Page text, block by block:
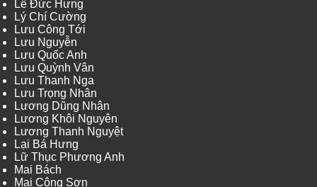
Lê Đức Hưng
Lý Chí Cường
Lưu Công Tới
Lưu Nguyễn
Lưu Quốc Anh
Lưu Quỳnh Vân
Lưu Thanh Nga
Lưu Trọng Nhân
Lương Dũng Nhân
Lương Khôi Nguyên
Lương Thanh Nguyệt
Lại Bá Hưng
Lữ Thục Phương Anh
Mai Bách
Mai Công Sơn